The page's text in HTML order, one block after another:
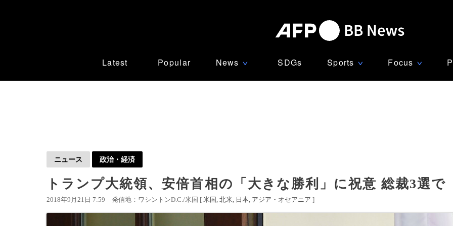
Latest Popular News ∨ SDGs Sports ∨ Focus ∨
ニュース 政治・経済
トランプ大統領、安倍首相の「大きな勝利」に祝意 総裁3選で
2018年9月21日 7:59 発信地：ワシントンD.C./米国 [ 米国 北米 日本 アジア・オセアニア ]